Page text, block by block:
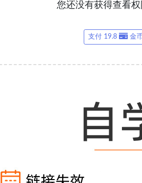
您还没有获得查看权
支付 19.8 金